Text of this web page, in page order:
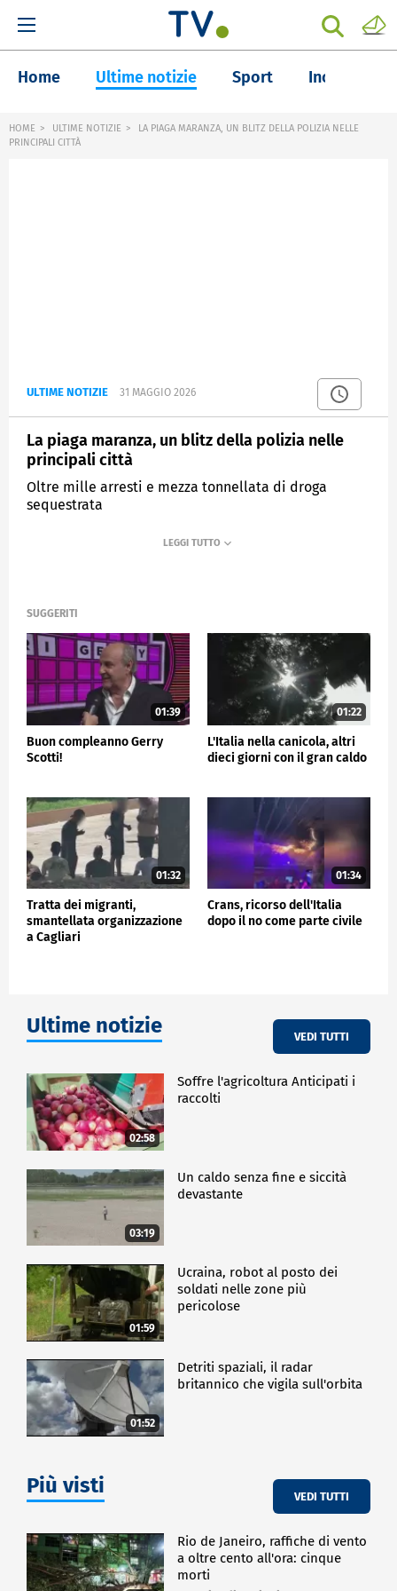
Home Ultime notizie Sport Inchieste
HOME ULTIME NOTIZIE
LA PIAGA MARANZA, UN BLITZ DELLA POLIZIA NELLE
PRINCIPALI CITTÀ
ULTIME NOTIZIE 31 MAGGIO 2026
La piaga maranza, un blitz della polizia nelle
principali città
Oltre mille arresti e mezza tonnellata di droga
sequestrata
SUGGERITI
01:39
Buon compleanno Gerry
Scotti!
01:22
L'Italia nella canicola, altri
dieci giorni con il gran caldo
01:32
Tratta dei migranti,
smantellata organizzazione
a Cagliari
01:34
Crans, ricorso dell'Italia
dopo il no come parte civile
Ultime notizie VEDI TUTTI
02:58
Soffre l'agricoltura Anticipati i
raccolti
03:19
Un caldo senza fine e siccità
devastante
01:59
Ucraina, robot al posto dei
soldati nelle zone più
pericolose
01:52
Detriti spaziali, il radar
britannico che vigila sull'orbita
Più visti VEDI TUTTI
Rio de Janeiro, raffiche di vento
a oltre cento all'ora: cinque
morti